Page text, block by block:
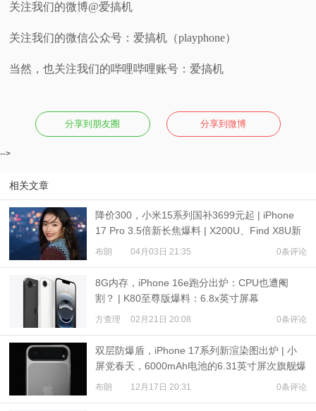
关注我们的微博@爱搞机
关注我们的微信公众号：爱搞机（playphone）
当然，也关注我们的哔哩哔哩账号：爱搞机
分享到朋友圈 分享到微博
-->
相关文章
降价300，小米15系列国补3699元起 | iPhone
17 Pro 3.5倍新长焦爆料 | X200U、Find X8U新
样张
布朗 04月03日 21:35 0条评论
8G内存，iPhone 16e跑分出炉：CPU也遭阉
割？ | K80至尊版爆料：6.8x英寸屏幕
+7500mAh级电池
方查理 02月21日 20:08 0条评论
双层防爆盾，iPhone 17系列新渲染图出炉 | 小
屏党春天，6000mAh电池的6.31英寸屏次旗舰爆
料
布朗 12月17日 20:31 0条评论